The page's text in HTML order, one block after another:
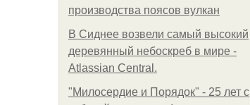
производства поясов вулкан
В Сиднее возвели самый высокий
деревянный небоскреб в мире -
Atlassian Central.
"Милосердие и Порядок" - 25 лет с